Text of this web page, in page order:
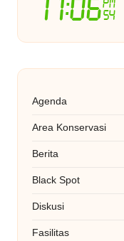
Agenda
Area Konservasi
Berita
Black Spot
Diskusi
Fasilitas